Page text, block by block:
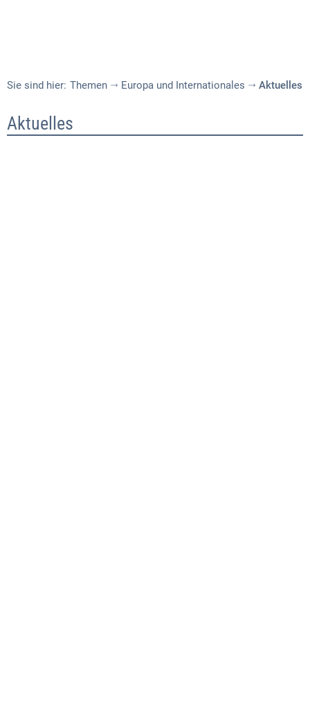
Sie sind hier: Themen Europa und Internationales Aktuelles
Aktuelles
Aktuelles